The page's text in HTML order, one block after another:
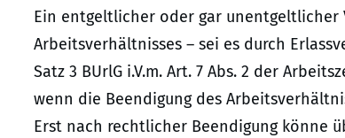
Ein entgeltlicher oder gar unentgeltlicher
Arbeitsverhältnisses – sei es durch
Satz 3 BUrlG i.V.m. Art. 7 Abs. 2 der
wenn die Beendigung des
Erst nach rechtlicher Beendigung könne